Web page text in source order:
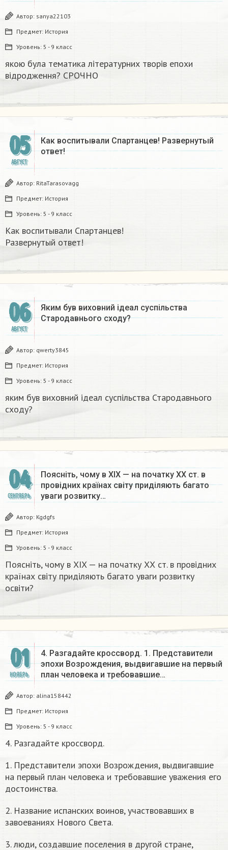
Автор: sanya22103
Предмет: История
Уровень: 5 - 9 класс
якою була тематика літературних творів епохи
відродження? СРОЧНО​
05
АВГУСТ
Как воспитывали Спартанцев! Развернутый
ответ!
Автор: RitaTarasovagg
Предмет: История
Уровень: 5 - 9 класс
Как воспитывали Спартанцев!
Развернутый ответ!
06
АВГУСТ
Яким був виховний ідеал суспільства
Стародавнього сходу?
Автор: qwerty3845
Предмет: История
Уровень: 5 - 9 класс
яким був виховний ідеал суспільства Стародавнього
сходу?
04
СЕНТЯБРЬ
Поясніть, чому в XIX — на початку ХХ ст. в
провідних країнах світу приділяють багато
уваги розвитку…
Автор: Kgdgfs
Предмет: История
Уровень: 5 - 9 класс
Поясніть, чому в XIX — на початку ХХ ст. в провідних
країнах світу приділяють багато уваги розвитку
освіти?​
01
НОЯБРЬ
4. Разгадайте кроссворд. 1. Представители
эпохи Возрождения, выдвигавшие на первый
план человека и требовавшие…
Автор: alina158442
Предмет: История
Уровень: 5 - 9 класс
4. Разгадайте кроссворд.
1. Представители эпохи Возрождения, выдвигавшие
на первый план человека и требовавшие уважения его
достоинства.
2. Название испанских воинов, участвовавших в
завоеваниях Нового Света.
3. люди, создавшие поселения в другой стране,